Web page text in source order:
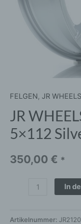
FELGEN, JR WHEELS
JR
5×112
350,00 € *
In
Artikelnummer: